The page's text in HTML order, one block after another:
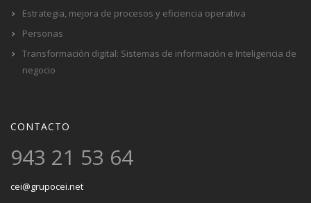
Estrategia, mejora de procesos y eficiencia operativa
Personas
Transformación digital: Sistemas de información e Inteligencia de
negocio
CONTACTO
943 21 53 64
cei@grupocei.net